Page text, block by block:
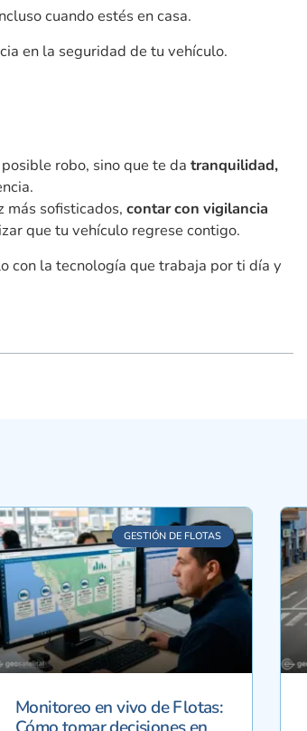
cuando estés en casa.
en la seguridad de tu vehículo.
robo, sino que te da tranquilidad,
más sofisticados, contar con vigilancia
que tu vehículo regrese contigo.
con la tecnología que trabaja por ti día y
GESTIÓN DE FLOTAS
Monitoreo en vivo de Flotas: